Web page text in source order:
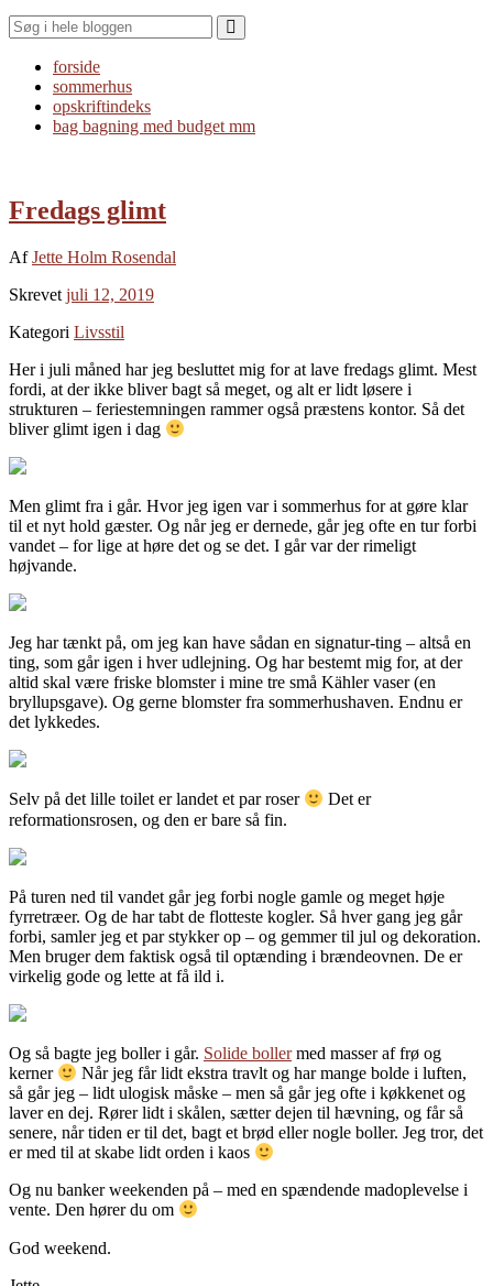
forside
sommerhus
opskriftindeks
bag bagning med budget mm
Fredags glimt
AfJette Holm Rosendal
Skrevet juli 12, 2019
Kategori Livsstil
Her i juli måned har jeg besluttet mig for at lave fredags glimt. Mest
fordi, at der ikke bliver bagt så meget, og alt er lidt løsere i
strukturen – feriestemningen rammer også præstens kontor. Så det
bliver glimt igen i dag
Men glimt fra i går. Hvor jeg igen var i sommerhus for at gøre klar
til et nyt hold gæster. Og når jeg er dernede, går jeg ofte en tur forbi
vandet – for lige at høre det og se det. I går var der rimeligt
højvande.
Jeg har tænkt på, om jeg kan have sådan en signatur-ting – altså en
ting, som går igen i hver udlejning. Og har bestemt mig for, at der
altid skal være friske blomster i mine tre små Kähler vaser (en
bryllupsgave). Og gerne blomster fra sommerhushaven. Endnu er
det lykkedes.
Selv på det lille toilet er landet et par roser
Det er
reformationsrosen, og den er bare så fin.
På turen ned til vandet går jeg forbi nogle gamle og meget høje
fyrretræer. Og de har tabt de flotteste kogler. Så hver gang jeg går
forbi, samler jeg et par stykker op – og gemmer til jul og dekoration.
Men bruger dem faktisk også til optænding i brændeovnen. De er
virkelig gode og lette at få ild i.
Og så bagte jeg boller i går. Solide bollermed masser af frø og
kerner
Når jeg får lidt ekstra travlt og har mange bolde i luften,
så går jeg – lidt ulogisk måske – men så går jeg ofte i køkkenet og
laver en dej. Rører lidt i skålen, sætter dejen til hævning, og får så
senere, når tiden er til det, bagt et brød eller nogle boller. Jeg tror, det
er med til at skabe lidt orden i kaos
Og nu banker weekenden på – med en spændende madoplevelse i
vente. Den hører du om
God weekend.